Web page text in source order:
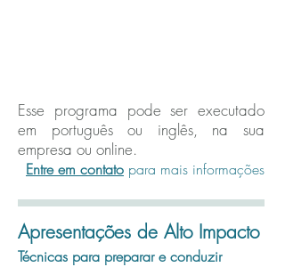
Esse programa pode ser executado
em português ou inglês, na sua
empresa ou online.
Entre em contato para mais informações
Apresentações de Alto Impacto
Técnicas para preparar e conduzir